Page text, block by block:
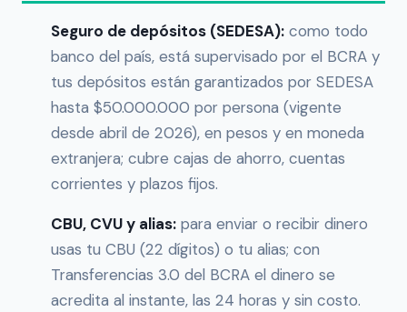
Seguro de depósitos (SEDESA): como todo
banco del país, está supervisado por el BCRA y
tus depósitos están garantizados por SEDESA
hasta $50.000.000 por persona (vigente
desde abril de 2026), en pesos y en moneda
extranjera; cubre cajas de ahorro, cuentas
corrientes y plazos fijos.
CBU, CVU y alias: para enviar o recibir dinero
usas tu CBU (22 dígitos) o tu alias; con
Transferencias 3.0 del BCRA el dinero se
acredita al instante, las 24 horas y sin costo.